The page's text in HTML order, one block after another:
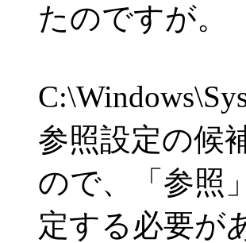
たのですが。
参照設定の候
ので、「参照
定する必要が